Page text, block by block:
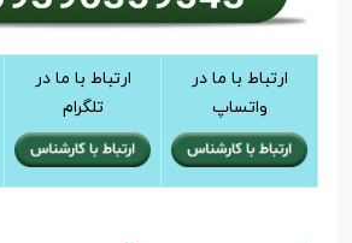
ارتباط با ما در
واتساپ
ارتباط با ما در
تلگرام